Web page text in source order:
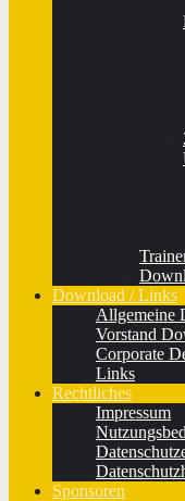
Download / Links
Allgemeine
Vorstand
Corporate
Links
Rechtliches
Impressum
Sponsoren